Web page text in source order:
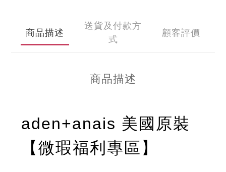
商品描述
送貨及付款方
式
顧客評價
商品描述
aden+anais 美國原裝
【微瑕福利專區】